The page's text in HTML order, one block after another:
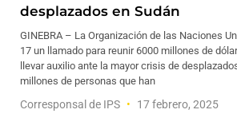
desplazados en Sudán
GINEBRA – La Organización de las Naciones
17 un llamado para reunir 6000 millones de
llevar auxilio ante la mayor crisis de
millones de personas que han
Corresponsal de IPS 17 febrero, 2025